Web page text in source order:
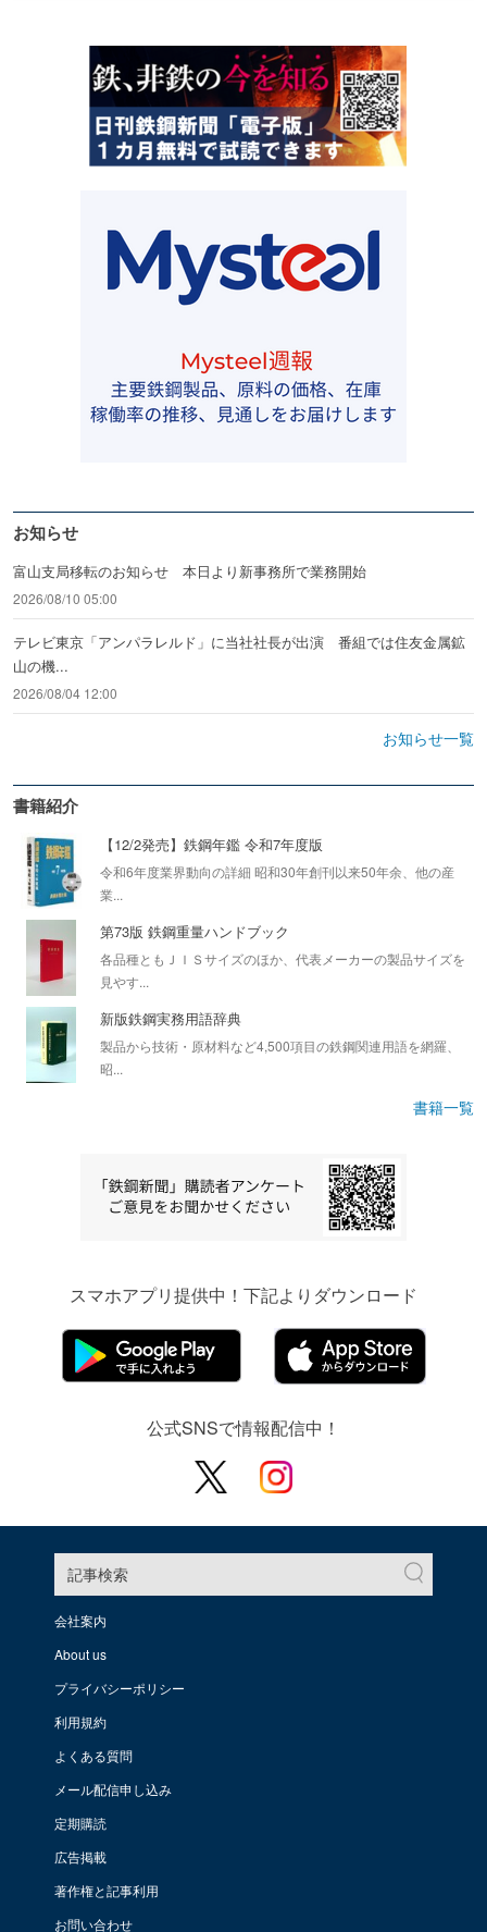
お知らせ
富山支局移転のお知らせ 本日より新事務所で業務開始
2026/08/10 05:00
テレビ東京「アンパラレルド」に当社社長が出演 番組では住友金属鉱
山の機...
2026/08/04 12:00
お知らせ一覧
書籍紹介
【12/2発売】鉄鋼年鑑 令和7年度版
令和6年度業界動向の詳細 昭和30年創刊以来50年余、他の産
業...
第73版 鉄鋼重量ハンドブック
各品種ともＪＩＳサイズのほか、代表メーカーの製品サイズを
見やす...
新版鉄鋼実務用語辞典
製品から技術・原材料など4,500項目の鉄鋼関連用語を網羅、
昭...
書籍一覧
スマホアプリ提供中！下記よりダウンロード
公式SNSで情報配信中！
記事検索
会社案内
About us
プライバシーポリシー
利用規約
よくある質問
メール配信申し込み
定期購読
広告掲載
著作権と記事利用
お問い合わせ